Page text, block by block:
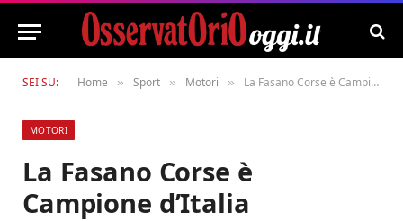
SEI SU: Home » Sport » Motori » La Fasano Corse è Campione d’Italia
MOTORI
La Fasano Corse è
Campione d’Italia